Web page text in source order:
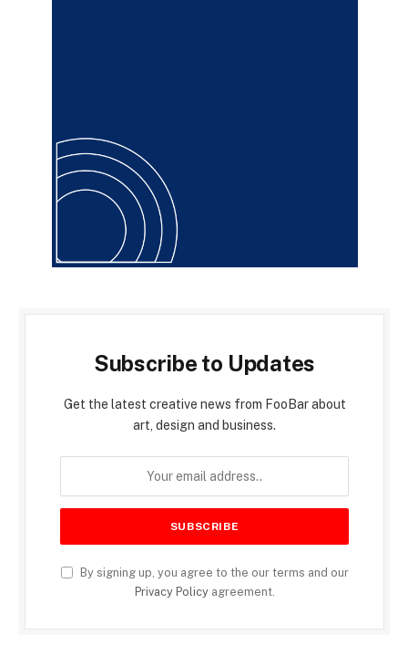
Subscribe to Updates
Get the latest creative news from FooBar about
art, design and business.
By signing up, you agree to the our terms and our
Privacy Policyagreement.